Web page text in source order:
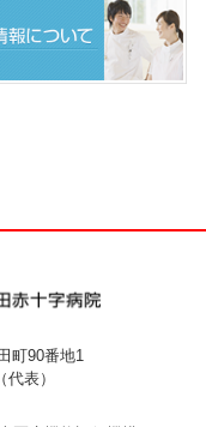
町90番地1
表）